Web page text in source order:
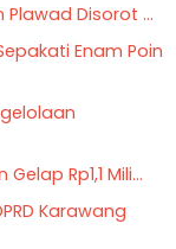
Plawad Disorot ...
Enam Poin
Rp1,1 Mili...
Karawang